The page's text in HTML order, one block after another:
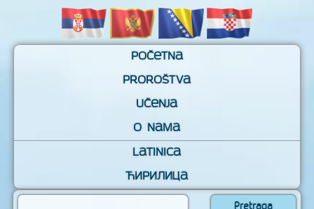
Početna
Proroštva
Učenja
O nama
Latinica
Ћирилица